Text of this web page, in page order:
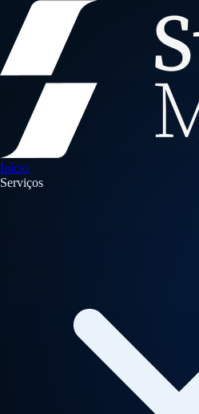
Início
Serviços